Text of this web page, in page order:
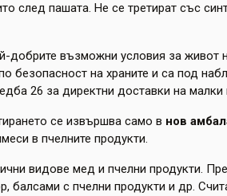
след пашата. Не се третират със
добрите възможни условия за живот
безопасност на храните и са под
26 за директни доставки на малки
се извършва само в нов
в пчелните продукти.
видове мед и пчелни продукти.
с пчелни продукти и др.